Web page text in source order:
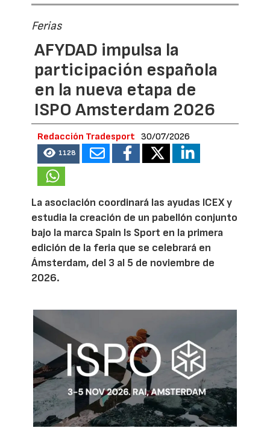
Ferias
AFYDAD impulsa la
participación española
en la nueva etapa de
ISPO Amsterdam 2026
Redacción Tradesport 30/07/2026
1128
La asociación coordinará las ayudas ICEX y
estudia la creación de un pabellón conjunto
bajo la marca Spain Is Sport en la primera
edición de la feria que se celebrará en
Ámsterdam, del 3 al 5 de noviembre de
2026.